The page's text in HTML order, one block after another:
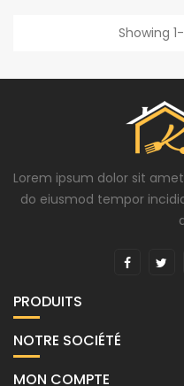
Showing
Lorem ipsum dolor sit
do eiusmod tempor
PRODUITS
NOTRE SOCIÉTÉ
MON COMPTE